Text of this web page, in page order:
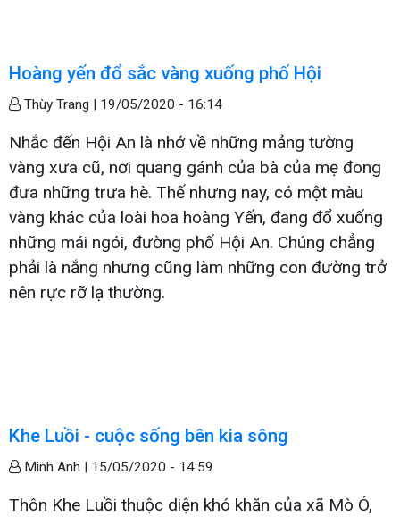
Hoàng yến đổ sắc vàng xuống phố Hội
Thùy Trang | 19/05/2020 - 16:14
Nhắc đến Hội An là nhớ về những mảng tường
vàng xưa cũ, nơi quang gánh của bà của mẹ đong
đưa những trưa hè. Thế nhưng nay, có một màu
vàng khác của loài hoa hoàng Yến, đang đổ xuống
những mái ngói, đường phố Hội An. Chúng chẳng
phải là nắng nhưng cũng làm những con đường trở
nên rực rỡ lạ thường.
Khe Luồi - cuộc sống bên kia sông
Minh Anh | 15/05/2020 - 14:59
Thôn Khe Luồi thuộc diện khó khăn của xã Mò Ó,